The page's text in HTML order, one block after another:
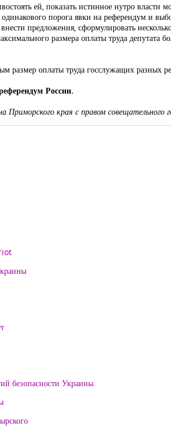
ей, показать истинное нутро
порога явки на референдум и
предложения, сформулировать
размера оплаты труда депутата
размер оплаты труда госслужащих разных
России.
Приморского края с правом совещательного
безопасности Украины